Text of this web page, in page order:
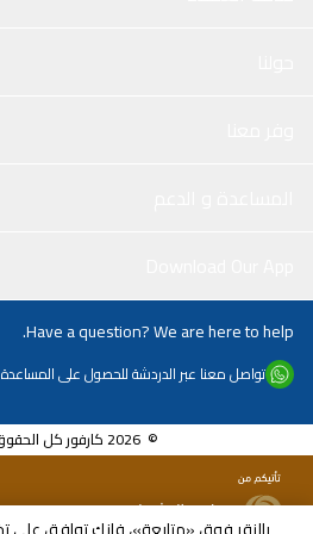
Have a question? We are here to help.
تواصل معنا عبر الدردشة للحصول على المساعدة
© 2026 كارفور كل الحقوق محفوظة